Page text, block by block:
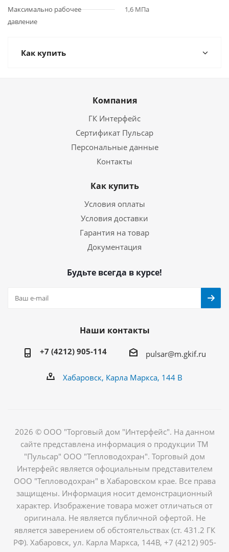
Максимально рабочее
давление
1,6 МПа
Как купить
Компания
ГК Интерфейс
Сертификат Пульсар
Персональные данные
Контакты
Как купить
Условия оплаты
Условия доставки
Гарантия на товар
Документация
Будьте всегда в курсе!
Наши контакты
+7 (4212) 905-114 pulsar@m.gkif.ru
Хабаровск, Карла Маркса, 144 В
2026 © ООО "Торговый дом "Интерфейс". На данном
сайте представлена информация о продукции ТМ
"Пульсар" ООО "Тепловодохран". Торговый дом
Интерфейс является офоциальным представителем
ООО "Тепловодохран" в Хабаровском крае. Все права
защищены. Информация носит демонстрационный
характер. Изображение товара может отличаться от
оригинала. Не является публичной офертой. Не
является заверением об обстоятельствах (ст. 431.2 ГК
РФ). Хабаровск, ул. Карла Маркса, 144В, +7 (4212) 905-